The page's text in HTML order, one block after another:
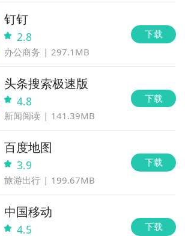
钉钉
2.8
办公商务 297.1MB
下载
头条搜索极速版
4.8
新闻阅读 141.39MB
下载
百度地图
3.9
旅游出行 199.67MB
下载
中国移动
4.5 下载